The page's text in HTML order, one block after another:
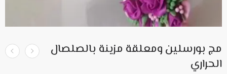
مج بورسلين ومعلقة مزينة بالصلصال
الحراري